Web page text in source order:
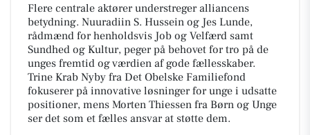
Flere centrale aktører understreger alliancens
betydning. Nuuradiin S. Hussein og Jes Lunde,
rådmænd for henholdsvis Job og Velfærd samt
Sundhed og Kultur, peger på behovet for tro på de
unges fremtid og værdien af gode fællesskaber.
Trine Krab Nyby fra Det Obelske Familiefond
fokuserer på innovative løsninger for unge i udsatte
positioner, mens Morten Thiessen fra Børn og Unge
ser det som et fælles ansvar at støtte dem.